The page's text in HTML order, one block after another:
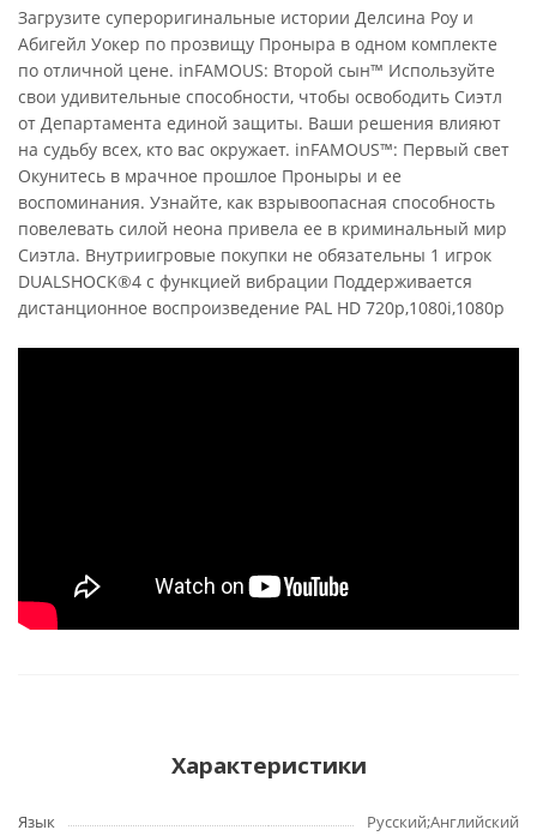
Загрузите супероригинальные истории Делсина Роу и
Абигейл Уокер по прозвищу Проныра в одном комплекте
по отличной цене. inFAMOUS: Второй сын™ Используйте
свои удивительные способности, чтобы освободить Сиэтл
от Департамента единой защиты. Ваши решения влияют
на судьбу всех, кто вас окружает. inFAMOUS™: Первый свет
Окунитесь в мрачное прошлое Проныры и ее
воспоминания. Узнайте, как взрывоопасная способность
повелевать силой неона привела ее в криминальный мир
Сиэтла. Внутриигровые покупки не обязательны 1 игрок
DUALSHOCK®4 с функцией вибрации Поддерживается
дистанционное воспроизведение PAL HD 720p,1080i,1080p
Характеристики
Язык
Русский;Английский